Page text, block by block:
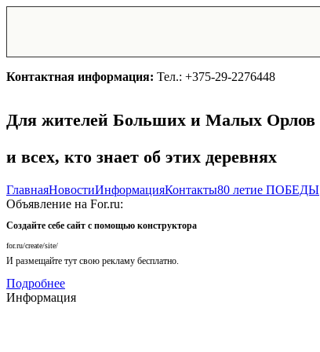
Контактная информация: Тел.: +375-29-2276448
Для жителей Больших и Малых Орлов
и всех, кто знает об этих деревнях
ГлавнаяНовостиИнформацияКонтакты80 летие ПОБЕДЫ
Объявление на For.ru:
Создайте себе сайт с помощью конструктора
for.ru/create/site/
И размещайте тут свою рекламу бесплатно.
Подробнее
Информация